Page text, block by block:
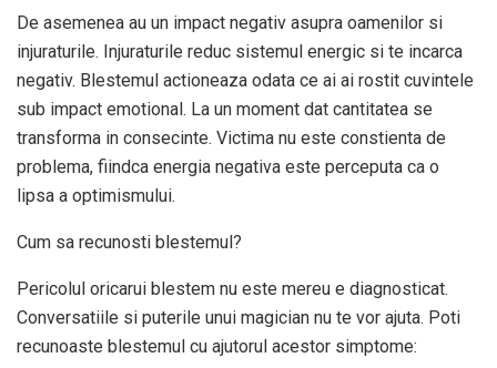
De asemenea au un impact negativ asupra oamenilor si
injuraturile. Injuraturile reduc sistemul energic si te incarca
negativ. Blestemul actioneaza odata ce ai ai rostit cuvintele
sub impact emotional. La un moment dat cantitatea se
transforma in consecinte. Victima nu este constienta de
problema, fiindca energia negativa este perceputa ca o
lipsa a optimismului.
Cum sa recunosti blestemul?
Pericolul oricarui blestem nu este mereu e diagnosticat.
Conversatiile si puterile unui magician nu te vor ajuta. Poti
recunoaste blestemul cu ajutorul acestor simptome: